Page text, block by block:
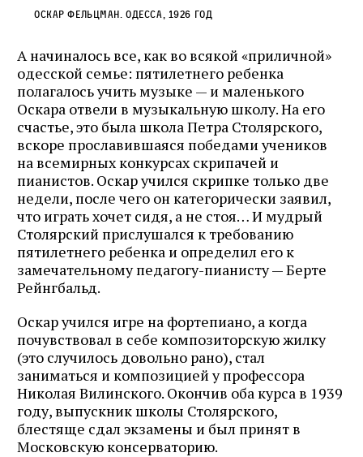
Оскар Фельцман. Одесса, 1926 год
А начиналось все, как во всякой «приличной»
одесской семье: пятилетнего ребенка
полагалось учить музыке — и маленького
Оскара отвели в музыкальную школу. На его
счастье, это была школа Петра Столярского,
вскоре прославившаяся победами учеников
на всемирных конкурсах скрипачей и
пианистов. Оскар учился скрипке только две
недели, после чего он категорически заявил,
что играть хочет сидя, а не стоя… И мудрый
Столярский прислушался к требованию
пятилетнего ребенка и определил его к
замечательному педагогу-пианисту — Берте
Рейнгбальд.
Оскар учился игре на фортепиано, а когда
почувствовал в себе композиторскую жилку
(это случилось довольно рано), стал
заниматься и композицией у профессора
Николая Вилинского. Окончив оба курса в 1939
году, выпускник школы Столярского,
блестяще сдал экзамены и был принят в
Московскую консерваторию.